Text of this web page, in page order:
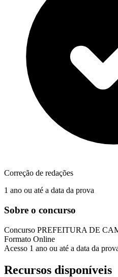
Correção de redações
1 ano ou até a data da prova
Sobre o concurso
Concurso PREFEITURA DE
Formato Online
Acesso 1 ano ou até a data da
Recursos disponíveis